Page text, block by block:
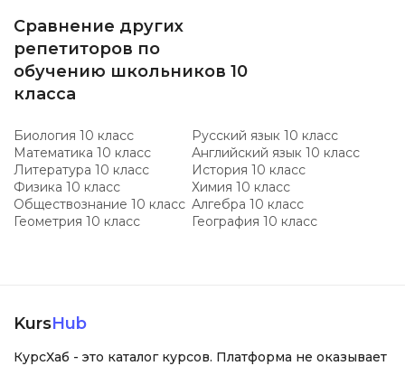
Сравнение других
репетиторов по
обучению школьников 10
класса
Биология 10 класс
Русский язык 10 класс
Математика 10 класс
Английский язык 10 класс
Литература 10 класс
История 10 класс
Физика 10 класс
Химия 10 класс
Обществознание 10 класс Алгебра 10 класс
Геометрия 10 класс
География 10 класс
KursHub
КурсХаб - это каталог курсов. Платформа не оказывает